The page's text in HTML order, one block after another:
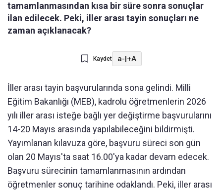
tamamlanmasından kısa bir süre sonra sonuçlar
ilan edilecek. Peki, iller arası tayin sonuçları ne
zaman açıklanacak?
Kaydet a-|+A
İller arası tayin başvurularında sona gelindi. Milli
Eğitim Bakanlığı (MEB), kadrolu öğretmenlerin 2026
yılı iller arası isteğe bağlı yer değiştirme başvurularını
14-20 Mayıs arasında yapılabileceğini bildirmişti.
Yayımlanan kılavuza göre, başvuru süreci son gün
olan 20 Mayıs'ta saat 16.00'ya kadar devam edecek.
Başvuru sürecinin tamamlanmasının ardından
öğretmenler sonuç tarihine odaklandı. Peki, iller arası